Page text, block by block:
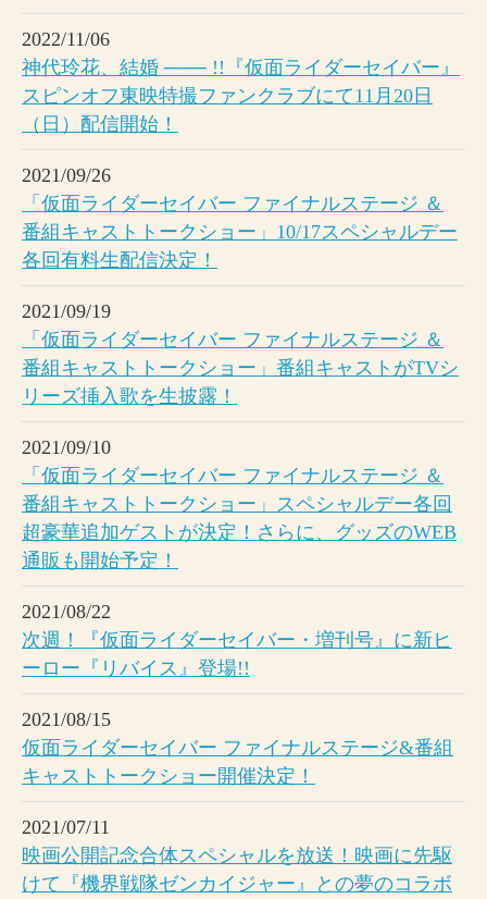
2022/11/06
神代玲花、結婚 ─── !!『仮面ライダーセイバー』
スピンオフ東映特撮ファンクラブにて11月20日
（日）配信開始！
2021/09/26
「仮面ライダーセイバー ファイナルステージ ＆
番組キャストトークショー」10/17スペシャルデー
各回有料生配信決定！
2021/09/19
「仮面ライダーセイバー ファイナルステージ ＆
番組キャストトークショー」番組キャストがTVシ
リーズ挿入歌を生披露！
2021/09/10
「仮面ライダーセイバー ファイナルステージ ＆
番組キャストトークショー」スペシャルデー各回
超豪華追加ゲストが決定！さらに、グッズのWEB
通販も開始予定！
2021/08/22
次週！『仮面ライダーセイバー・増刊号』に新ヒ
ーロー『リバイス』登場!!
2021/08/15
仮面ライダーセイバー ファイナルステージ&番組
キャストトークショー開催決定！
2021/07/11
映画公開記念合体スペシャルを放送！映画に先駆
けて『機界戦隊ゼンカイジャー』との夢のコラボ